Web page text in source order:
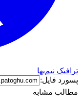
ترافیک نیم‌بها
پسورد فایل:
مطالب مشابه